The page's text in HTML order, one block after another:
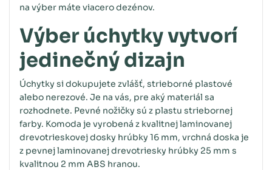
na výber máte viacero dezénov.
Výber úchytky vytvorí
jedinečný dizajn
Úchytky si dokupujete zvlášť, strieborné plastové
alebo nerezové. Je na vás, pre aký materiál sa
rozhodnete. Pevné nožičky sú z plastu striebornej
farby. Komoda je vyrobená z kvalitnej laminovanej
drevotrieskovej dosky hrúbky 16 mm, vrchná doska je
z pevnej laminovanej drevotriesky hrúbky 25 mm s
kvalitnou 2 mm ABS hranou.